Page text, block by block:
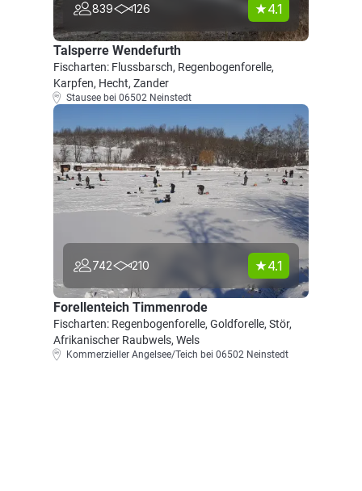
839 126 4.1
Talsperre Wendefurth
Fischarten: Flussbarsch, Regenbogenforelle,
Karpfen, Hecht, Zander
Stausee bei 06502 Neinstedt
742 210 4.1
Forellenteich Timmenrode
Fischarten: Regenbogenforelle, Goldforelle, Stör,
Afrikanischer Raubwels, Wels
Kommerzieller Angelsee/Teich bei 06502 Neinstedt